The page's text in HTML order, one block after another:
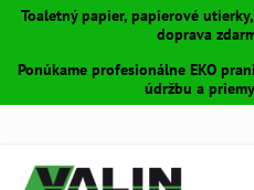
Toaletný papier, papierové
doprava
Ponúkame profesionálne EKO
údržbu a